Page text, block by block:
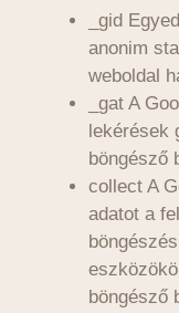
_gid
anonim
weboldal
_gat A
lekérések
böngésző
collect A
adatot a
böngésző